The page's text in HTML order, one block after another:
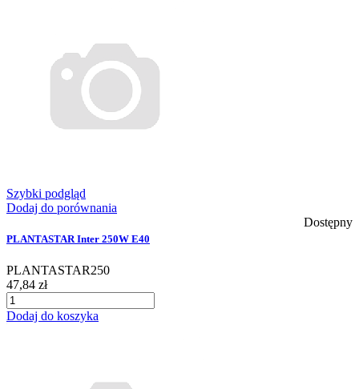
Szybki podgląd
Dodaj do porównania
Dostępny
PLANTASTAR Inter 250W E40
PLANTASTAR250
47,84 zł
Dodaj do koszyka